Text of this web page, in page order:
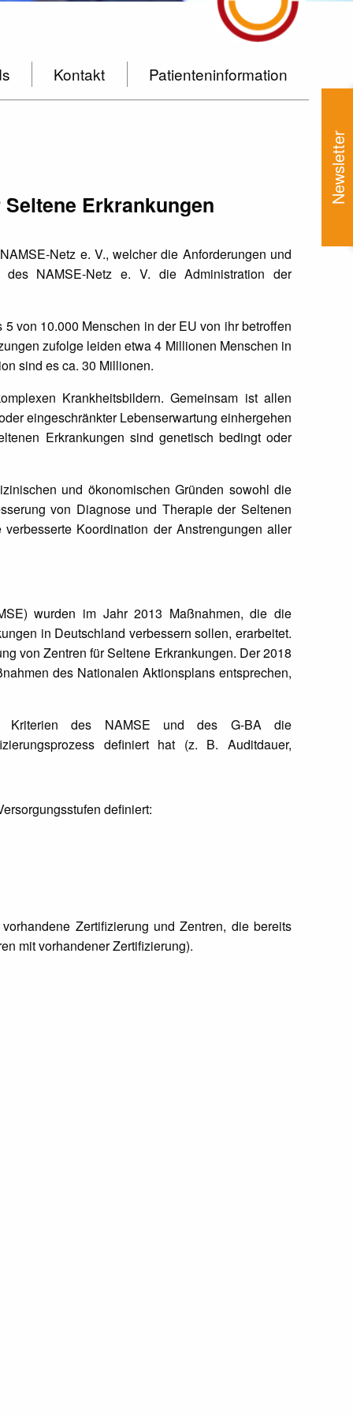
Kontakt Patienteninformation
Erkrankungen
Netz e. V., welcher die Anforderungen und
NAMSE-Netz e. V. die Administration der
von 10.000 Menschen in der EU von ihr betroffen
zufolge leiden etwa 4 Millionen Menschen in
sind es ca. 30 Millionen.
Krankheitsbildern. Gemeinsam ist allen
eingeschränkter Lebenserwartung einhergehen
Erkrankungen sind genetisch bedingt oder
und ökonomischen Gründen sowohl die
von Diagnose und Therapie der Seltenen
Koordination der Anstrengungen aller
wurden im Jahr 2013 Maßnahmen, die die
in Deutschland verbessern sollen, erarbeitet.
von Zentren für Seltene Erkrankungen. Der 2018
des Nationalen Aktionsplans entsprechen,
Kriterien des NAMSE und des G-BA die
definiert hat (z. B. Auditdauer,
definiert:
Zertifizierung und Zentren, die bereits
mit vorhandener Zertifizierung).
Newsletter